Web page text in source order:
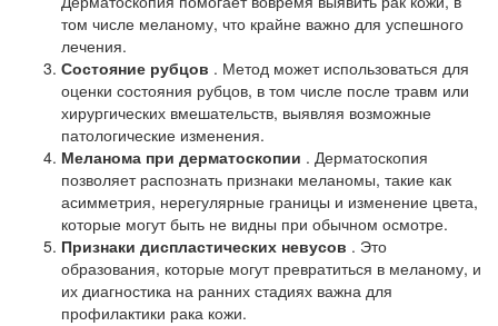
том числе меланому, что крайне важно для успешного
лечения.
Состояние рубцов . Метод может использоваться для
оценки состояния рубцов, в том числе после травм или
хирургических вмешательств, выявляя возможные
патологические изменения.
Меланома при дерматоскопии . Дерматоскопия
позволяет распознать признаки меланомы, такие как
асимметрия, нерегулярные границы и изменение цвета,
которые могут быть не видны при обычном осмотре.
Признаки диспластических невусов . Это
образования, которые могут превратиться в меланому, и
их диагностика на ранних стадиях важна для
профилактики рака кожи.